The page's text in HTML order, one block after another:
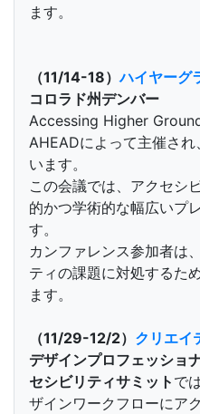
ます。
（11/14-18）ハイヤーグ
コロラド州デンバー
Accessing Higher
AHEADによって主催さ
います。
この会議では、アクセシ
的かつ学術的な幅広いプ
す。
カンファレンス参加者は
ティの課題に対処するた
ます。
（11/29-12/2） クリエイ
デザインプロフェッショ
セシビリティサミット で
ザインワークフローにア